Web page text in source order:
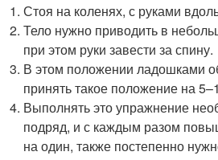
Стоя на коленях, с руками
Тело нужно приводить в
при этом руки завести за спину.
В этом положении ладошками
принять такое положение на
Выполнять это упражнение
подряд, и с каждым разом
на один, также постепенно